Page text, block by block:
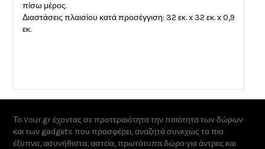
πίσω μέρος.
Διαστάσεις πλαισίου κατά προσέγγιση: 32 εκ. x 32 εκ. x 0,9
εκ.
Το Vour.gr έχοντας σε προτεραιότητα την ποιότητα των δώρων
και των gadgets που προσφέρει, αναζητά συνεχώς τα πιο
έξυπνα, ασυνήθιστα, αστεία, πρωτότυπα δώρα για άντρες και